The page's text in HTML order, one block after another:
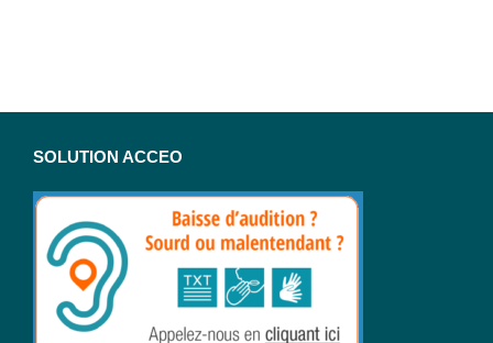
SOLUTION ACCEO